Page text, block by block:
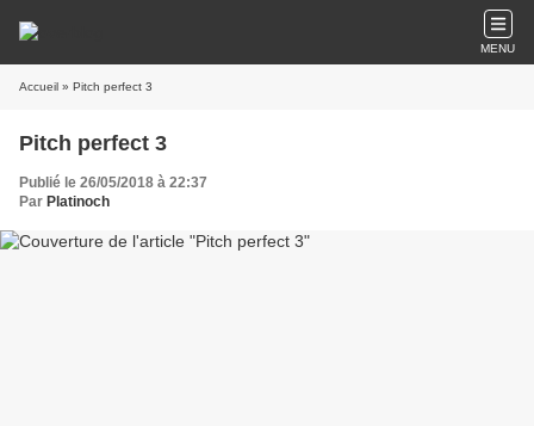
MENU
Accueil » Pitch perfect 3
Pitch perfect 3
Publié le 26/05/2018 à 22:37
Par Platinoch